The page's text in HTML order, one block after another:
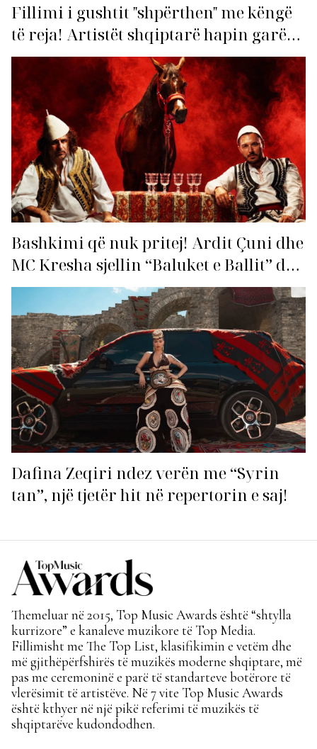
Fillimi i gushtit "shpërthen" me këngë
të reja! Artistët shqiptarë hapin garën
për hitin e verës!
Bashkimi që nuk pritej! Ardit Çuni dhe
MC Kresha sjellin “Baluket e Ballit” dhe
ndezin rrjetin!
Dafina Zeqiri ndez verën me “Syrin
tan”, një tjetër hit në repertorin e saj!
Themeluar në 2015, Top Music Awards është “shtylla
kurrizore” e kanaleve muzikore të Top Media.
Fillimisht me The Top List, klasifikimin e vetëm dhe
më gjithëpërfshirës të muzikës moderne shqiptare, më
pas me ceremoninë e parë të standarteve botërore të
vlerësimit të artistëve. Në 7 vite Top Music Awards
është kthyer në një pikë referimi të muzikës të
shqiptarëve kudondodhen.